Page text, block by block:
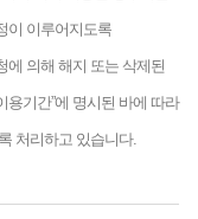
이 이루어지도록
에 의해 해지 또는 삭제된
용기간”에 명시된 바에 따라
처리하고 있습니다.